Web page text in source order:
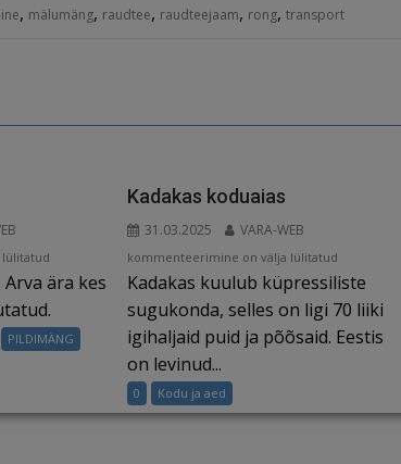
, mälumäng, raudtee, raudteejaam, rong, transport
ära kes
PILDIMÄNG
Kadakas koduaias
31.03.2025 VARA-WEB
Kadakas
koduaias
kommenteerimine on välja lülitatud
Kadakas kuulub küpressiliste
sugukonda, selles on ligi 70 liiki
igihaljaid puid ja põõsaid. Eestis
on levinud...
0 Kodu ja aed